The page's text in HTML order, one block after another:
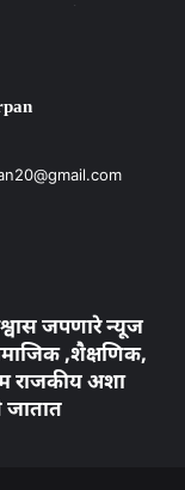
जपणारे न्यूज
,शैक्षणिक,
राजकीय अशा
जातात